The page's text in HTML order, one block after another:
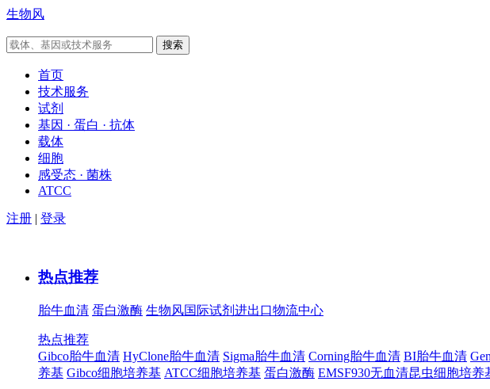
生物风
首页
技术服务
试剂
基因 · 蛋白 · 抗体
载体
细胞
感受态 · 菌株
ATCC
注册 | 登录
热点推荐
胎牛血清 蛋白激酶 生物风国际试剂进出口物流中心
热点推荐
Gibco胎牛血清 HyClone胎牛血清 Sigma胎牛血清 Corning胎牛血清 BI胎牛血清
养基 Gibco细胞培养基 ATCC细胞培养基 蛋白激酶 EMSF930无血清昆虫细胞培养